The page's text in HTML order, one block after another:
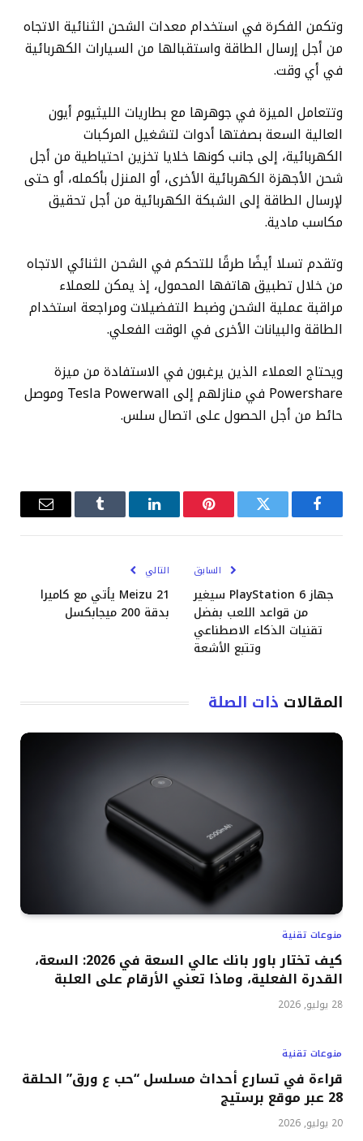
وتكمن الفكرة في استخدام معدات الشحن الثنائية الاتجاه
من أجل إرسال الطاقة واستقبالها من السيارات الكهربائية
في أي وقت.
وتتعامل الميزة في جوهرها مع بطاريات الليثيوم أيون
العالية السعة بصفتها أدوات لتشغيل المركبات
الكهربائية، إلى جانب كونها خلايا تخزين احتياطية من أجل
شحن الأجهزة الكهربائية الأخرى، أو المنزل بأكمله، أو حتى
لإرسال الطاقة إلى الشبكة الكهربائية من أجل تحقيق
مكاسب مادية.
وتقدم تسلا أيضًا طرقًا للتحكم في الشحن الثنائي الاتجاه
من خلال تطبيق هاتفها المحمول، إذ يمكن للعملاء
مراقبة عملية الشحن وضبط التفضيلات ومراجعة استخدام
الطاقة والبيانات الأخرى في الوقت الفعلي.
ويحتاج العملاء الذين يرغبون في الاستفادة من ميزة
Powershare في منازلهم إلى Tesla Powerwall وموصل
حائط من أجل الحصول على اتصال سلس.
فيسبوكتويتر بينتيريستلينكدإن Tumblrالبريد
السابق
جهاز PlayStation 6 سيغير
من قواعد اللعب بفضل
تقنيات الذكاء الاصطناعي
وتتبع الأشعة
التالي
Meizu 21 يأتي مع كاميرا
بدقة 200 ميجابكسل
المقالات ذات الصلة
منوعات تقنية
كيف تختار باور بانك عالي السعة في 2026: السعة،
القدرة الفعلية، وماذا تعني الأرقام على العلبة
28 يوليو, 2026
منوعات تقنية
قراءة في تسارع أحداث مسلسل “حب ع ورق” الحلقة
28 عبر موقع برستيج
20 يوليو, 2026